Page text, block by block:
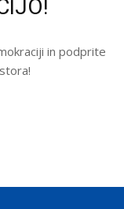
in podprite